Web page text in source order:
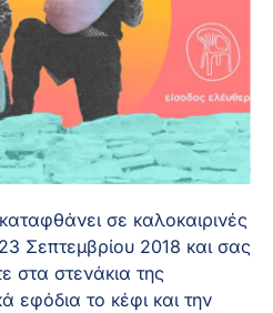
σε καλοκαιρινές
Σεπτεμβρίου 2018 και σας
στα στενάκια της
εφόδια το κέφι και την